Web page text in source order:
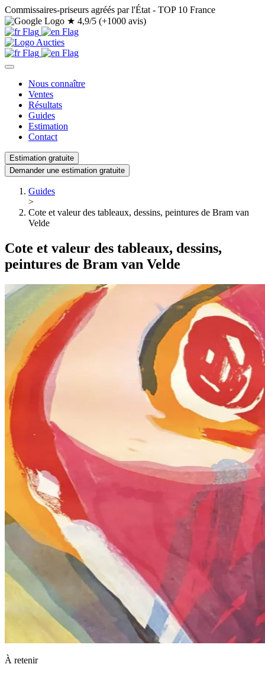
Commissaires-priseurs agréés par l'État - TOP 10 France
★ 4,9/5 (+1000 avis)
Nous connaître
Ventes
Résultats
Guides
Estimation
Contact
Estimation gratuite
Demander une estimation gratuite
Guides
>
Cote et valeur des tableaux, dessins, peintures de Bram van
Velde
Cote et valeur des tableaux, dessins,
peintures de Bram van Velde
À retenir